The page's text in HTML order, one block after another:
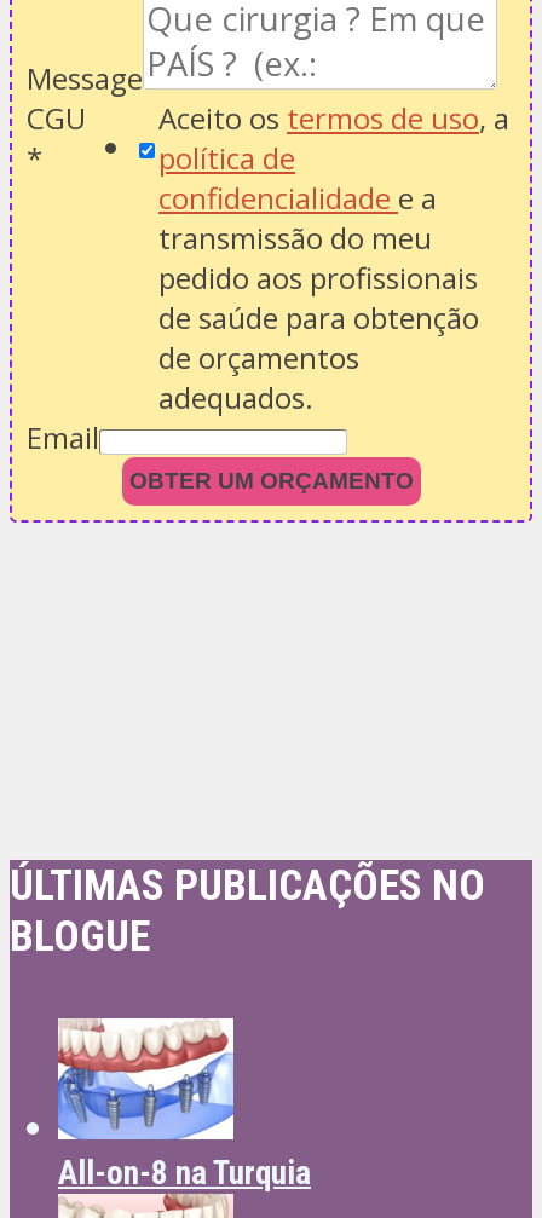
Message
CGU
*
Aceito os termos de uso, a
política de
confidencialidade e a
transmissão do meu
pedido aos profissionais
de saúde para obtenção
de orçamentos
adequados.
Email
OBTER UM ORÇAMENTO
ÚLTIMAS PUBLICAÇÕES NO
BLOGUE
All-on-8 na Turquia